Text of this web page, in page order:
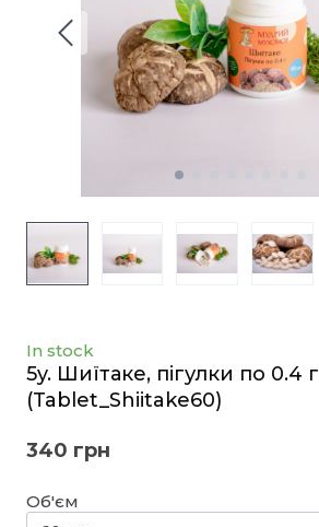
In stock
5y. Шиїтаке, пігулки по 0.4 г
(Tablet_Shiitake60)
340 грн
Об'єм